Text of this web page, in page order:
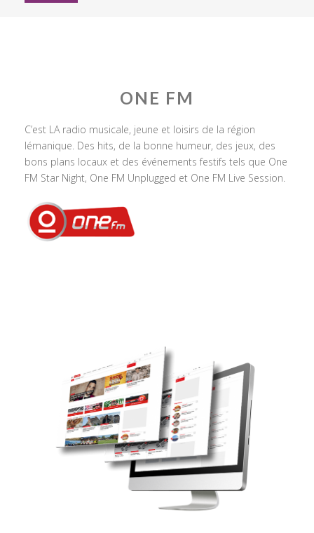
ONE FM
C’est LA radio musicale, jeune et loisirs de la région
lémanique. Des hits, de la bonne humeur, des jeux, des
bons plans locaux et des événements festifs tels que One
FM Star Night, One FM Unplugged et One FM Live Session.